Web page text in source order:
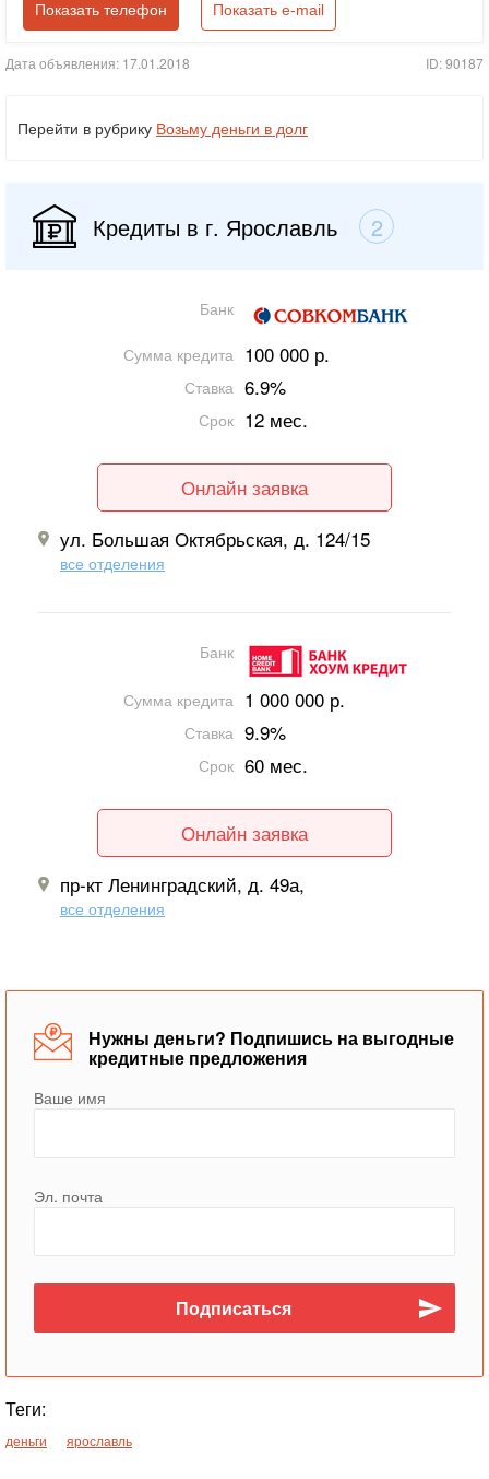
Показать телефон Показать e-mail
Дата объявления: 17.01.2018 ID: 90187
Перейти в рубрику Возьму деньги в долг
Кредиты в г. Ярославль 2
Банк
Сумма кредита 100 000 р.
Ставка 6.9%
Срок 12 мес.
Онлайн заявка
ул. Большая Октябрьская, д. 124/15
все отделения
Банк
Сумма кредита 1 000 000 р.
Ставка 9.9%
Срок 60 мес.
Онлайн заявка
пр-кт Ленинградский, д. 49а,
все отделения
Нужны деньги? Подпишись на выгодные
кредитные предложения
Ваше имя
Эл. почта
Теги:
деньги ярославль